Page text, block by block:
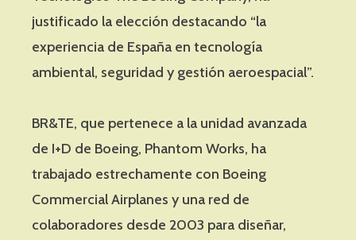
justificado la elección destacando “la
experiencia de España en tecnología
ambiental, seguridad y gestión aeroespacial”.
BR&TE, que pertenece a la unidad avanzada
de I+D de Boeing, Phantom Works, ha
trabajado estrechamente con Boeing
Commercial Airplanes y una red de
colaboradores desde 2003 para diseñar,